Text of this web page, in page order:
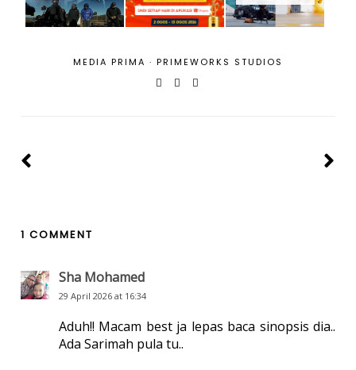
MEDIA PRIMA · PRIMEWORKS STUDIOS
1 COMMENT
Sha Mohamed
29 April 2026 at 16:34
Aduh!! Macam best ja lepas baca sinopsis dia..
Ada Sarimah pula tu..